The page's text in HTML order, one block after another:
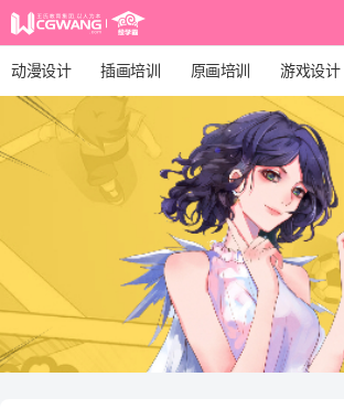
动漫设计 插画培训 原画培训 游戏设计
影视后期 培训课程 动画设
漫画设计 绘画教程 板绘培训